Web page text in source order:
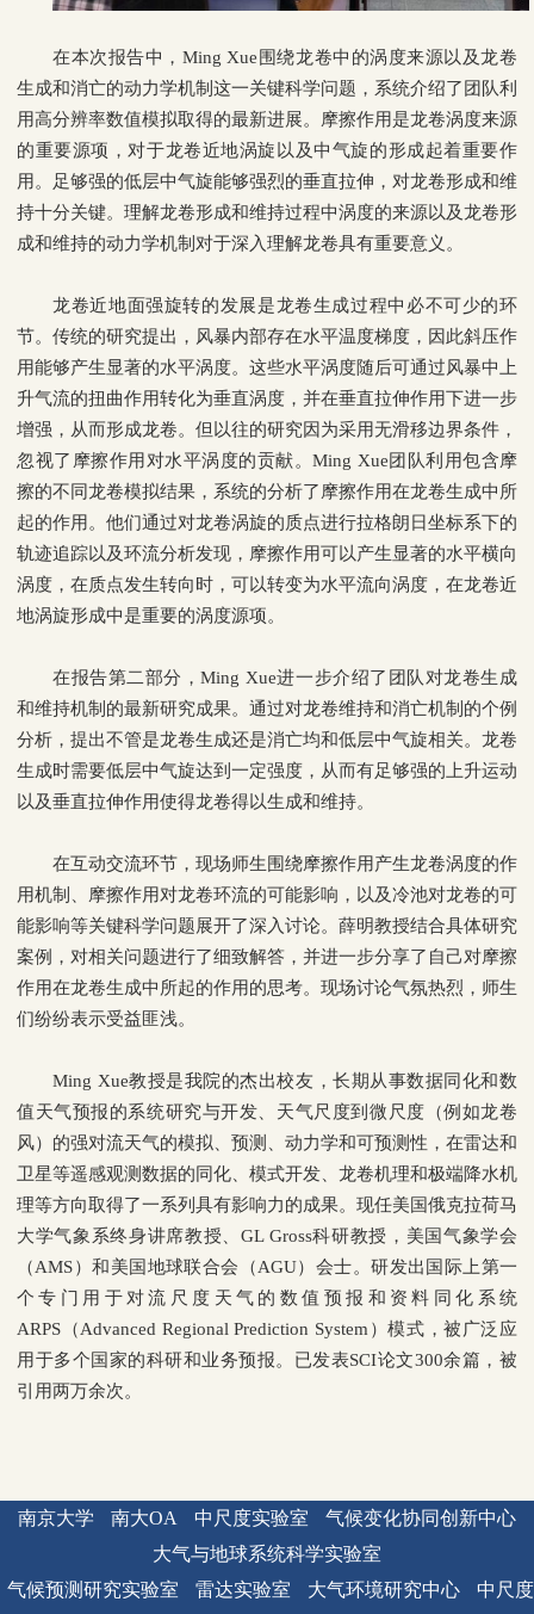
在本次报告中， Ming Xue 围绕龙卷中的涡度来源以及龙卷
生成和消亡的动力学机制这一关键科学问题，系统介绍了团队利
用高分辨率数值模拟取得的最新进展。摩擦作用是龙卷涡度来源
的重要源项，对于龙卷近地涡旋以及中气旋的形成起着重要作
用。足够强的低层中气旋能够强烈的垂直拉伸，对龙卷形成和维
持十分关键。理解龙卷形成和维持过程中涡度的来源以及龙卷形
成和维持的动力学机制对于深入理解龙卷具有重要意义。
龙卷近地面强旋转的发展是龙卷生成过程中必不可少的环
节。传统的研究提出，风暴内部存在水平温度梯度，因此斜压作
用能够产生显著的水平涡度。这些水平涡度随后可通过风暴中上
升气流的扭曲作用转化为垂直涡度，并在垂直拉伸作用下进一步
增强，从而形成龙卷。但以往的研究因为采用无滑移边界条件，
忽视了摩擦作用对水平涡度的贡献。 Ming Xue团队利用包含摩
擦的不同龙卷模拟结果，系统的分析了摩擦作用在龙卷生成中所
起的作用。他们通过对龙卷涡旋的质点进行拉格朗日坐标系下的
轨迹追踪以及环流分析发现，摩擦作用可以产生显著的水平横向
涡度，在质点发生转向时，可以转变为水平流向涡度，在龙卷近
地涡旋形成中是重要的涡度源项。
在报告第二部分，Ming Xue进一步介绍了团队对龙卷生成
和维持机制的最新研究成果。通过对龙卷维持和消亡机制的个例
分析，提出不管是龙卷生成还是消亡均和低层中气旋相关。龙卷
生成时需要低层中气旋达到一定强度，从而有足够强的上升运动
以及垂直拉伸作用使得龙卷得以生成和维持。
在互动交流环节，现场师生围绕摩擦作用产生龙卷涡度的作
用机制、摩擦作用对龙卷环流的可能影响，以及冷池对龙卷的可
能影响等关键科学问题展开了深入讨论。薛明教授结合具体研究
案例，对相关问题进行了细致解答，并进一步分享了自己对摩擦
作用在龙卷生成中所起的作用的思考。现场讨论气氛热烈，师生
们纷纷表示受益匪浅。
Ming Xue教授是我院的杰出校友，长期从事数据同化和数
值天气预报的系统研究与开发、天气尺度到微尺度（例如龙卷
风）的强对流天气的模拟、预测、动力学和可预测性，在雷达和
卫星等遥感观测数据的同化、模式开发、龙卷机理和极端降水机
理等方向取得了一系列具有影响力的成果。现任美国俄克拉荷马
大学气象系终身讲席教授、 GL Gross科研教授，美国气象学会
（AMS）和美国地球联合会（AGU）会士。研发出国际上第一
个专门用于对流尺度天气的数值预报和资料同化系统
ARPS （Advanced Regional Prediction System ）模式，被广泛应
用于多个国家的科研和业务预报。已发表SCI论文300余篇，被
引用两万余次。
南京大学 南大OA 中尺度实验室
气候变化协同创新中心
大气与地球系统科学实验室
气候预测研究实验室
雷达实验室 大气环境研究中心 中尺度